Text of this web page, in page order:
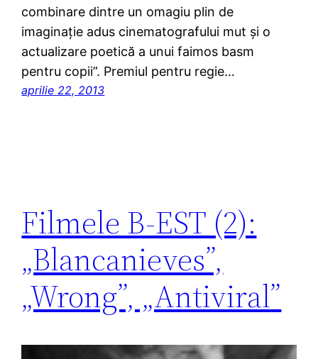
combinare dintre un omagiu plin de
imaginație adus cinematografului mut și o
actualizare poetică a unui faimos basm
pentru copii”. Premiul pentru regie…
aprilie 22, 2013
Filmele B-EST (2):
„Blancanieves”,
„Wrong”, „Antiviral”